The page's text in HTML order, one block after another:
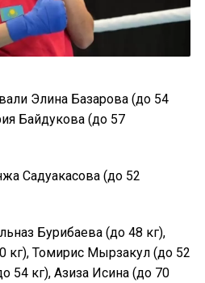
Элина Базарова (до 54
Байдукова (до 57
Садуакасова (до 52
Бурибаева (до 48 кг),
кг), Томирис Мырзакул (до 52
54 кг), Азиза Исина (до 70